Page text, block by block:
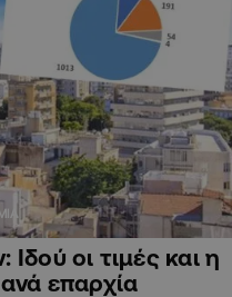
Ιδού οι τιμές και η
επαρχία